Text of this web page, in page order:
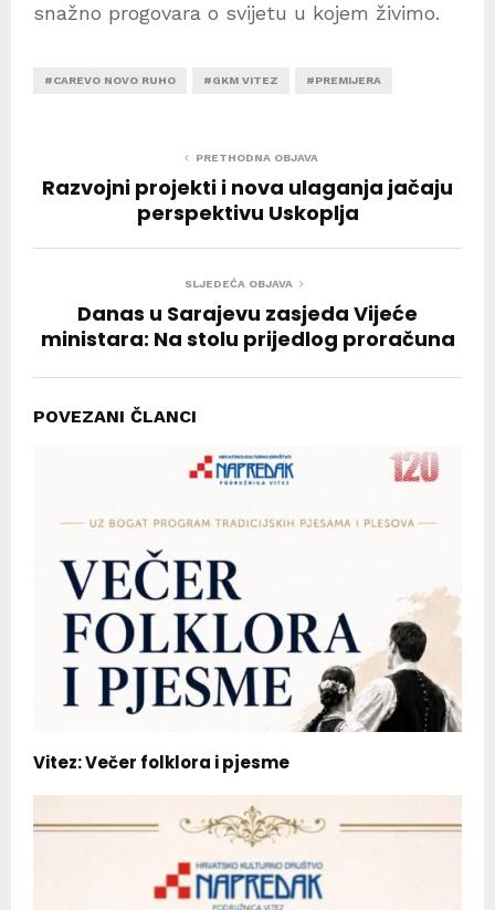
snažno progovara o svijetu u kojem živimo.
#CAREVO NOVO RUHO #GKM VITEZ #PREMIJERA
PRETHODNA OBJAVA
Razvojni projekti i nova ulaganja jačaju
perspektivu Uskoplja
SLJEDEĆA OBJAVA
Danas u Sarajevu zasjeda Vijeće
ministara: Na stolu prijedlog proračuna
POVEZANI ČLANCI
Vitez: Večer folklora i pjesme